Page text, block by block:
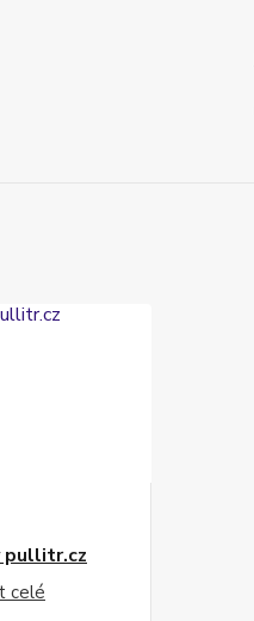
pullitr.cz
celé